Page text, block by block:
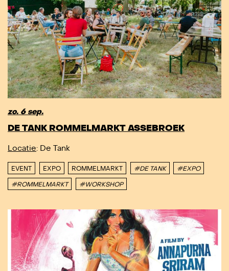
zo. 6 sep.
DE TANK ROMMELMARKT ASSEBROEK
Locatie: De Tank
EVENT EXPO ROMMELMARKT #DE TANK #EXPO
#ROMMELMARKT #WORKSHOP